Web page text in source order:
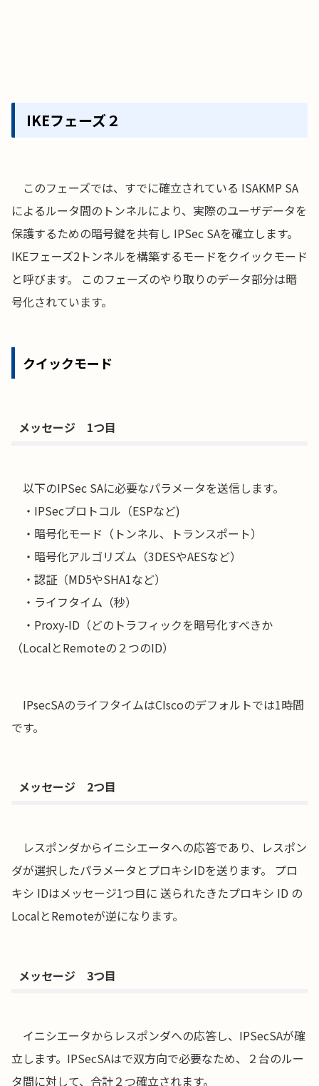
IKEフェーズ２
このフェーズでは、すでに確立されている ISAKMP SA
によるルータ間のトンネルにより、実際のユーザデータを
保護するための暗号鍵を共有し IPSec SAを確立します。
IKEフェーズ2トンネルを構築するモードをクイックモード
と呼びます。 このフェーズのやり取りのデータ部分は暗
号化されています。
クイックモード
メッセージ 1つ目
以下のIPSec SAに必要なパラメータを送信します。
・IPSecプロトコル（ESPなど)
・暗号化モード（トンネル、トランスポート）
・暗号化アルゴリズム（3DESやAESなど）
・認証（MD5やSHA1など）
・ライフタイム（秒）
・Proxy-ID（どのトラフィックを暗号化すべきか
（LocalとRemoteの２つのID）
IPsecSAのライフタイムはCIscoのデフォルトでは1時間
です。
メッセージ 2つ目
レスポンダからイニシエータへの応答であり、レスポン
ダが選択したパラメータとプロキシIDを送ります。 プロ
キシ IDはメッセージ1つ目に 送られたきたプロキシ ID の
LocalとRemoteが逆になります。
メッセージ 3つ目
イニシエータからレスポンダへの応答し、IPSecSAが確
立します。IPSecSAはで双方向で必要なため、２台のルー
タ間に対して、合計２つ確立されます。